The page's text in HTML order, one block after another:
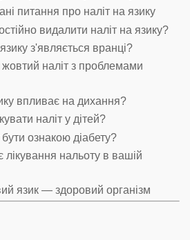
питання про наліт на язику
видалити наліт на язику?
з'являється вранці?
наліт з проблемами
впливає на дихання?
наліт у дітей?
ознакою діабету?
лікування нальоту в вашій
язик — здоровий організм